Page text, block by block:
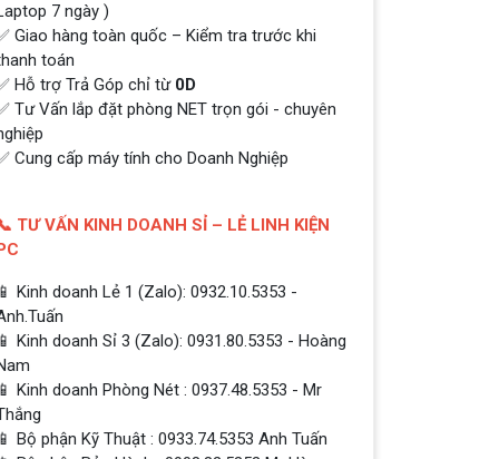
7 ngày )
Giao hàng toàn quốc – Kiểm tra trước khi
toán
Hỗ trợ Trả Góp chỉ từ 0D
Tư Vấn lắp đặt phòng NET trọn gói - chuyên
Cung cấp máy tính cho Doanh Nghiệp
TƯ VẤN KINH DOANH SỈ – LẺ LINH KIỆN
📱 Kinh doanh Lẻ 1 (Zalo): 0932.10.5353 -
📱 Kinh doanh Sỉ 3 (Zalo): 0931.80.5353 - Hoàng
📱 Kinh doanh Phòng Nét : 0937.48.5353 - Mr
📱 Bộ phận Kỹ Thuật : 0933.74.5353 Anh Tuấn